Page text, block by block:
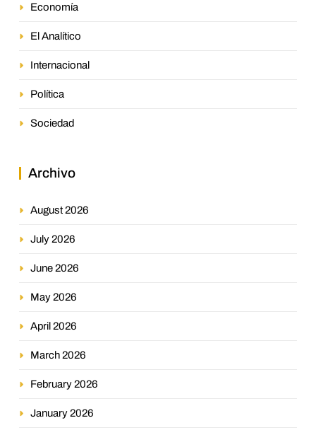
Economía
El Analítico
Internacional
Política
Sociedad
Archivo
August 2026
July 2026
June 2026
May 2026
April 2026
March 2026
February 2026
January 2026